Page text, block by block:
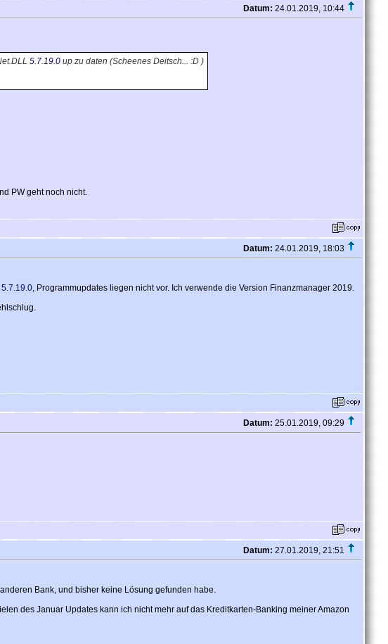
Datum: 24.01.2019, 10:44
5.7.19.0 up zu daten (Scheenes Deitsch... :D )
PW geht noch nicht.
Datum: 24.01.2019, 18:03
5.7.19.0, Programmupdates liegen nicht vor. Ich verwende die Version Finanzmanager 2019.
Datum: 25.01.2019, 09:29
Datum: 27.01.2019, 21:51
Bank, und bisher keine Lösung gefunden habe.
des Januar Updates kann ich nicht mehr auf das Kreditkarten-Banking meiner Amazon